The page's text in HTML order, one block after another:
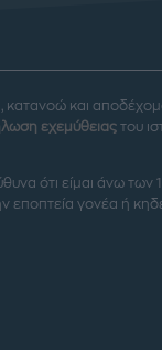
κατανοώ και
εχεμύθειας του
ότι είμαι άνω των
εποπτεία γονέα ή